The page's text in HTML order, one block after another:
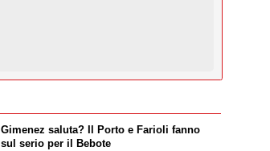
Gimenez saluta? Il Porto e Farioli fanno
sul serio per il Bebote